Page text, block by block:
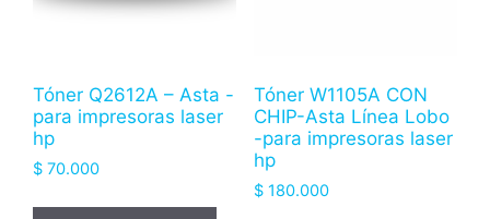
Tóner Q2612A – Asta -
para impresoras laser
hp
$ 70.000
Tóner W1105A CON
CHIP-Asta Línea Lobo
-para impresoras laser
hp
$180.000